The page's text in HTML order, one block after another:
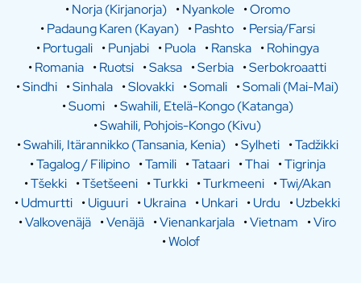
•Norja (Kirjanorja) •Nyankole •Oromo
•Padaung Karen (Kayan) •Pashto •Persia/Farsi
•Portugali •Punjabi •Puola •Ranska •Rohingya
•Romania •Ruotsi •Saksa •Serbia •Serbokroaatti
•Sindhi •Sinhala •Slovakki •Somali •Somali (Mai-Mai)
•Suomi •Swahili, Etelä-Kongo (Katanga)
•Swahili, Pohjois-Kongo (Kivu)
•Swahili, Itärannikko (Tansania, Kenia) •Sylheti •Tadžikki
•Tagalog / Filipino •Tamili •Tataari •Thai •Tigrinja
•Tšekki •Tšetšeeni •Turkki •Turkmeeni •Twi/Akan
•Udmurtti •Uiguuri •Ukraina •Unkari •Urdu •Uzbekki
•Valkovenäjä •Venäjä •Vienankarjala •Vietnam •Viro
•Wolof